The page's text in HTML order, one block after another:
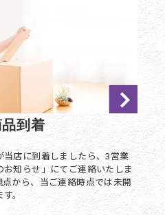
到着
当店に到着しましたら、3営業
知らせ」にてご連絡いたしま
から、当ご連絡時点では未開
。